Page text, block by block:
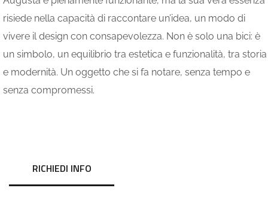
risiede nella capacità di raccontare un’idea, un modo di
vivere il design con consapevolezza. Non è solo una bici: è
un simbolo, un equilibrio tra estetica e funzionalità, tra storia
e modernità. Un oggetto che si fa notare, senza tempo e
senza compromessi.
RICHIEDI INFO